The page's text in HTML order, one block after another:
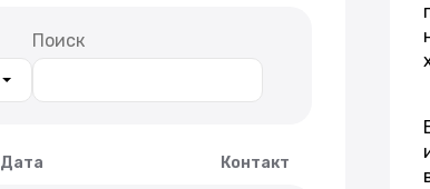
Поиск
Дата Контакт